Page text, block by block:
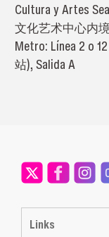
Cultura y Artes
文化艺术中心内
Metro: Línea 2 o
站), Salida A
Links